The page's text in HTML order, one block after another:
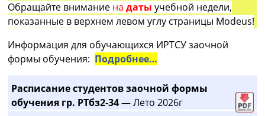
Обращайте внимание на датыучебной недели,
показанные в верхнем левом углу страницы Modeus!
Информация для обучающихся ИРТСУ заочной
формы обучения: Подробнее…
Расписание студентов заочной формы
обучения гр. РТбз2-34 —Лето 2026г